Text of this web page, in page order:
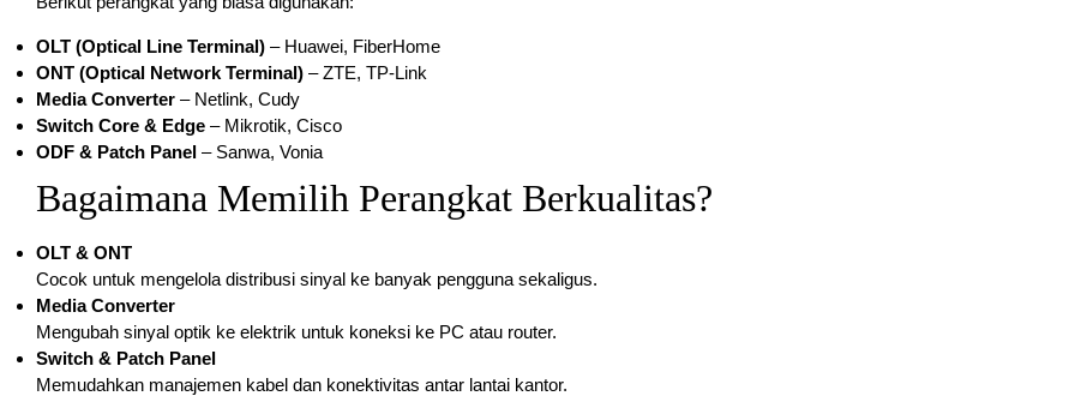
OLT (Optical Line Terminal) – Huawei, FiberHome
ONT (Optical Network Terminal) – ZTE, TP-Link
Media Converter – Netlink, Cudy
Switch Core & Edge – Mikrotik, Cisco
ODF & Patch Panel – Sanwa, Vonia
Bagaimana Memilih Perangkat Berkualitas?
OLT & ONT
Cocok untuk mengelola distribusi sinyal ke banyak pengguna sekaligus.
Media Converter
Mengubah sinyal optik ke elektrik untuk koneksi ke PC atau router.
Switch & Patch Panel
Memudahkan manajemen kabel dan konektivitas antar lantai kantor.